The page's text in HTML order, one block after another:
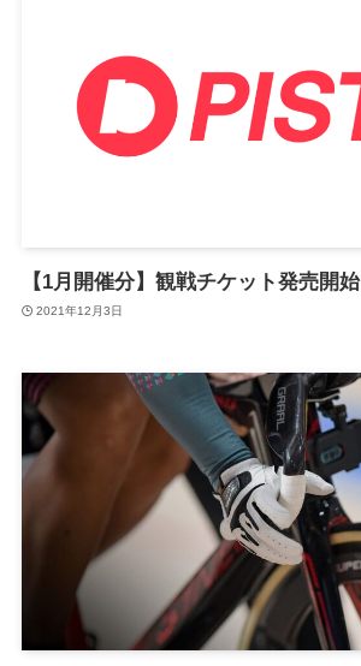
【1月開催分】観戦チケット発売開始
2021年12月3日